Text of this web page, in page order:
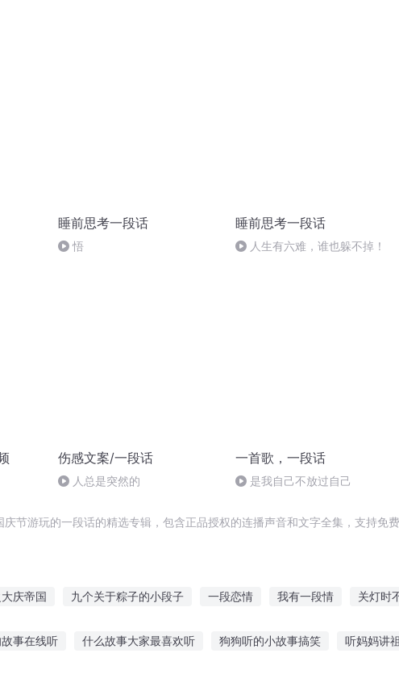
睡前思考一段话
悟
睡前思考一段话
人生有六难，谁也躲不掉！
伤感文案/一段话
人总是突然的
一首歌，一段话
是我自己不放过自己
节游玩的一段话的精选专辑，包含正品授权的连播声音和文字全集，支持免
庆帝国 九个关于粽子的小段子 一段恋情 我有一段情 关灯时
事在线听 什么故事大家最喜欢听 狗狗听的小故事搞笑 听妈妈讲